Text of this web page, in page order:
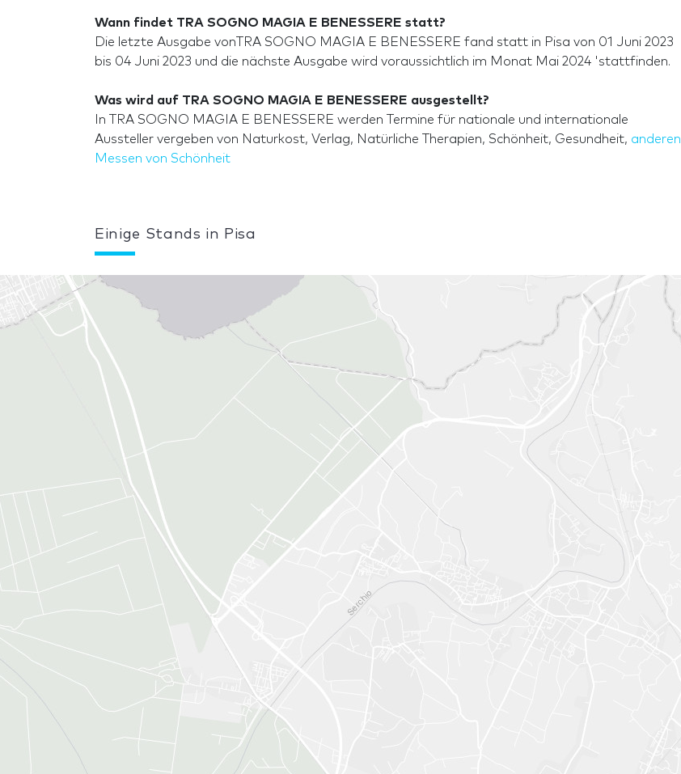
Wann findet TRA SOGNO MAGIA E BENESSERE statt?
Die letzte Ausgabe vonTRA SOGNO MAGIA E BENESSERE fand statt in Pisa von 01 Juni 2023
bis 04 Juni 2023 und die nächste Ausgabe wird voraussichtlich im Monat Mai 2024 'stattfinden.
Was wird auf TRA SOGNO MAGIA E BENESSERE ausgestellt?
In TRA SOGNO MAGIA E BENESSERE werden Termine für nationale und internationale
Aussteller vergeben von Naturkost, Verlag, Natürliche Therapien, Schönheit, Gesundheit, anderen
Messen von Schönheit
Einige Stands in Pisa